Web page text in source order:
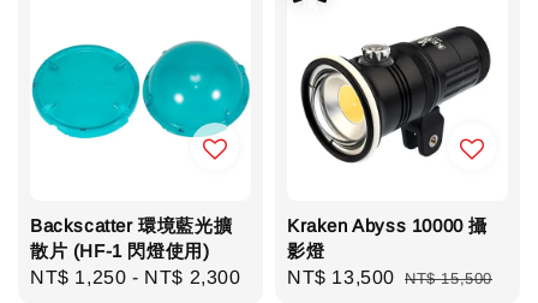
Backscatter 環境藍光擴
散片 (HF-1 閃燈使用)
Regular
NT$ 1,250 - NT$ 2,300
Kraken Abyss 10000 攝
影燈
Sale
NT$ 13,500 Regular
NT$ 15,500